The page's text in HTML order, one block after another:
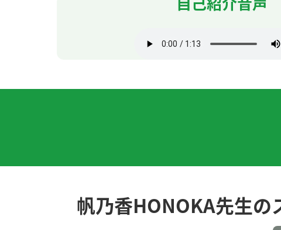
我住的地方有名胜古迹，叫鹿岛神宫。很好的地
谢谢您的热情教课！我住的地方日照时间不是很
谢谢你的课！ 快递员来了。真遗憾。他寄给我老
谢谢您的课！我的愿望是海外留学和旅游。您呢？
帆乃香HONOKA先生の